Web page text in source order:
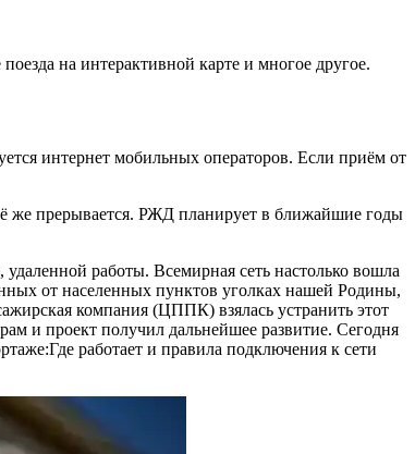
на интерактивной карте и многое другое.
интернет мобильных операторов. Если приём от
же прерывается. РЖД планирует в ближайшие годы
работы. Всемирная сеть настолько вошла
от населенных пунктов уголках нашей Родины,
компания (ЦППК) взялась устранить этот
и проект получил дальнейшее развитие. Сегодня
работает и правила подключения к сети